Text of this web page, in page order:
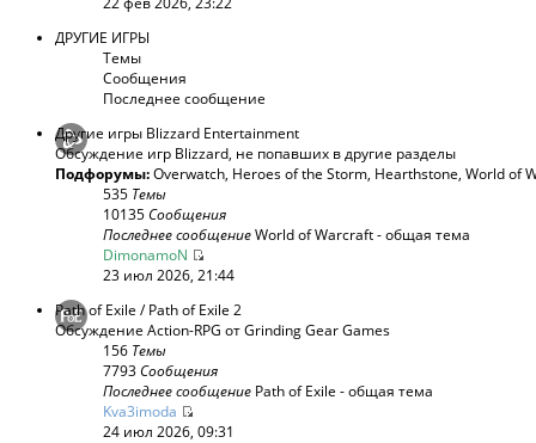
ДРУГИЕ ИГРЫ
Темы
Сообщения
Последнее сообщение
Другие игры Blizzard Entertainment
Обсуждение игр Blizzard, не попавших в другие разделы
Подфорумы:Overwatch, Heroes of the Storm, Hearthstone, World of
535 Темы
10135Сообщения
Последнее сообщениеWorld of Warcraft - общая тема
DimonamoN
23 июл 2026, 21:44
Path of Exile / Path of Exile 2
Обсуждение Action-RPG от Grinding Gear Games
156 Темы
7793Сообщения
Последнее сообщение Path of Exile - общая тема
Kva3imoda
24 июл 2026, 09:31